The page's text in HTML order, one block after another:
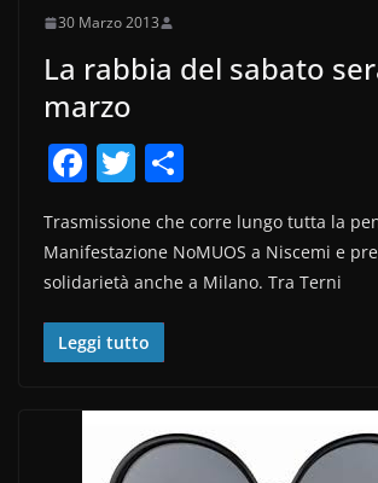
30 Marzo 2013
La rabbia del sabato
marzo
F
a
c
e
b
o
T
itt
er
n
di
Trasmissione che corre lungo tutta la
Manifestazione NoMUOS a Niscemi e
solidarietà anche a Milano. Tra Terni
Leggi tutto